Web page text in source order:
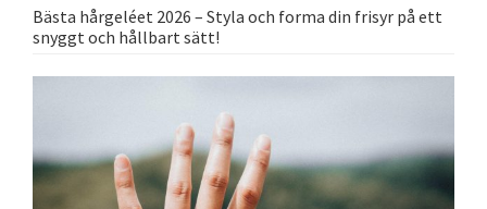
Bästa hårgeléet 2026 – Styla och forma din frisyr på ett
snyggt och hållbart sätt!